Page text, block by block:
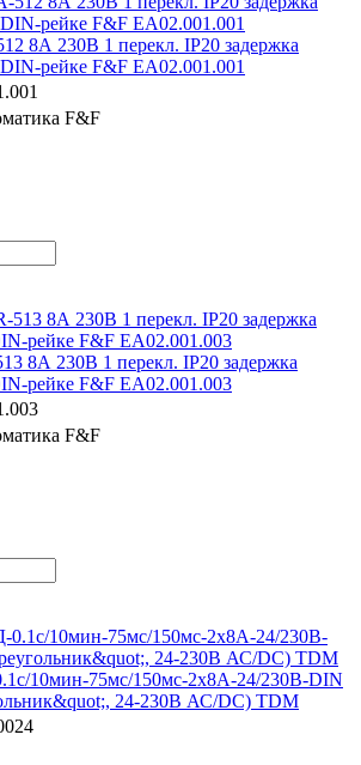
8А 230В 1 перекл. IP20 задержка
рейке F&F EA02.001.001
F&F
8А 230В 1 перекл. IP20 задержка
рейке F&F EA02.001.003
F&F
10мин-75мс/150мс-2х8А-24/230В-DIN
24-230В АС/DC) TDM